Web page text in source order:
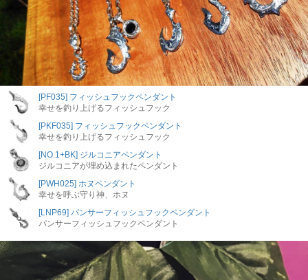
[PF035] フィッシュフックペンダント
幸せを釣り上げるフィッシュフック
[PKF035] フィッシュフックペンダント
幸せを釣り上げるフィッシュフック
[NO.1+BK] ジルコニアペンダント
ジルコニアが埋め込まれたペンダント
[PWH025] ホヌペンダント
幸せを呼ぶ守り神、ホヌ
[LNP69] パンサーフィッシュフックペンダント
パンサーフィッシュフックペンダント